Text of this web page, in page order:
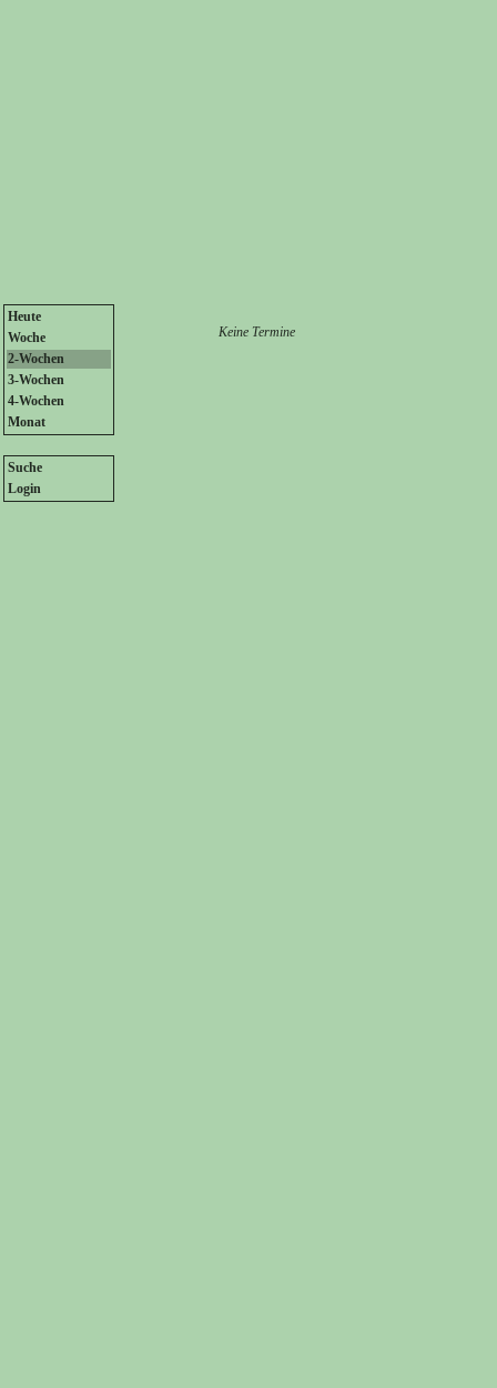
Heute
Woche
2-Wochen
3-Wochen
4-Wochen
Monat
Suche
Login
Keine Termine